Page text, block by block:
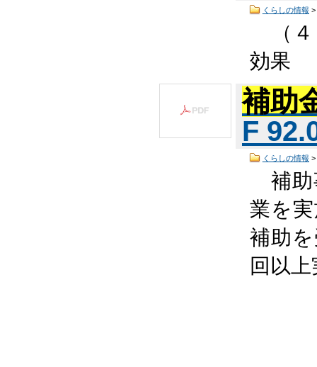
くらしの情報 >
（４
効果
補助
F
くらしの情報 >
補助
業を
補助
回以